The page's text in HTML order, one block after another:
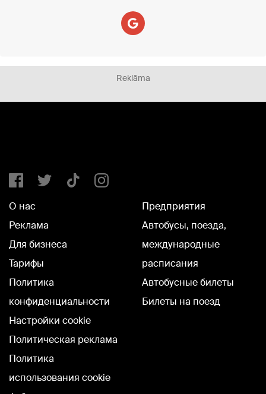
Reklāma
О нас
Реклама
Для бизнеса
Тарифы
Политика
конфиденциальности
Настройки cookie
Политическая реклама
Политика
использования cookie
Предприятия
Автобусы, поезда,
международные
расписания
Автобусные билеты
Билеты на поезд